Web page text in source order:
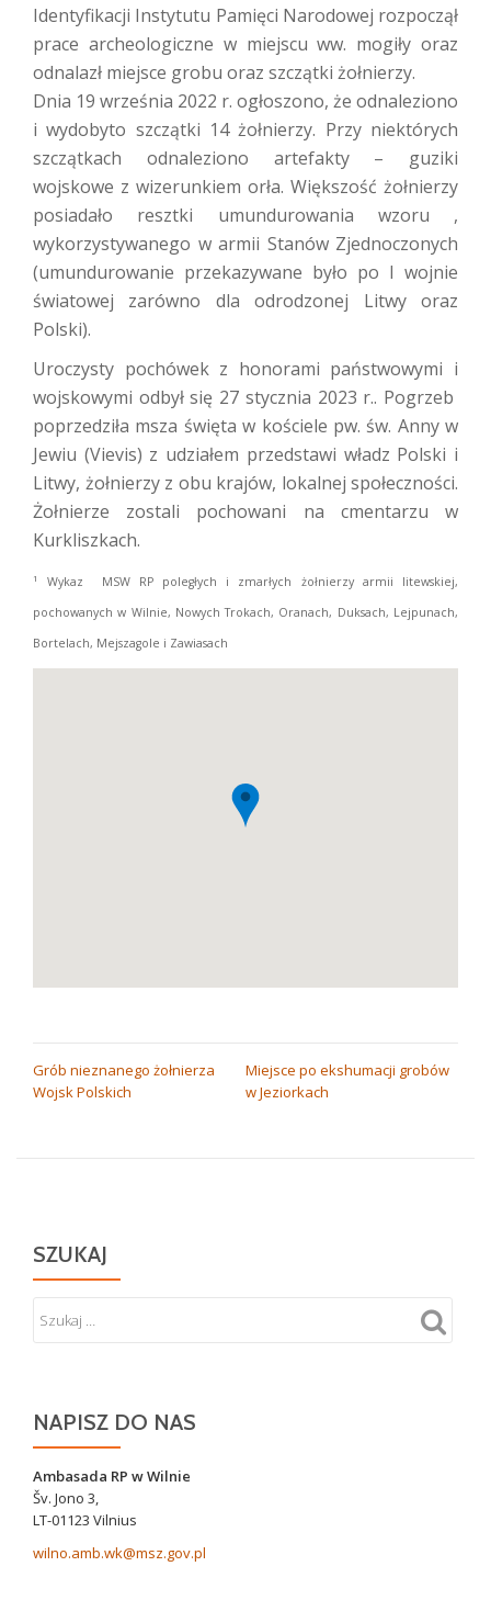
Identyfikacji Instytutu Pamięci Narodowej rozpoczął
prace archeologiczne w miejscu ww. mogiły oraz
odnalazł miejsce grobu oraz szczątki żołnierzy.
Dnia 19 września 2022 r. ogłoszono, że odnaleziono
i wydobyto szczątki 14 żołnierzy. Przy niektórych
szczątkach odnaleziono artefakty – guziki
wojskowe z wizerunkiem orła. Większość żołnierzy
posiadało resztki umundurowania wzoru ,
wykorzystywanego w armii Stanów Zjednoczonych
(umundurowanie przekazywane było po I wojnie
światowej zarówno dla odrodzonej Litwy oraz
Polski).
Uroczysty pochówek z honorami państwowymi i
wojskowymi odbył się 27 stycznia 2023 r.. Pogrzeb
poprzedziła msza święta w kościele pw. św. Anny w
Jewiu (Vievis) z udziałem przedstawi władz Polski i
Litwy, żołnierzy z obu krajów, lokalnej społeczności.
Żołnierze zostali pochowani na cmentarzu w
Kurkliszkach.
1
Wykaz MSW RP poległych i zmarłych żołnierzy armii litewskiej,
pochowanych w Wilnie, Nowych Trokach, Oranach, Duksach, Lejpunach,
Bortelach, Mejszagole i Zawiasach
NAWIGACJA
WPISU
Grób nieznanego żołnierza
Wojsk Polskich
Miejsce po ekshumacji grobów
w Jeziorkach
SZUKAJ
NAPISZ DO NAS
Ambasada RP w Wilnie
Šv. Jono 3,
LT-01123 Vilnius
wilno.amb.wk@msz.gov.pl